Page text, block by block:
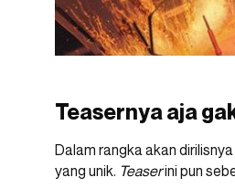
Teasernya aja
Dalam rangka akan dirilisnya
yang unik. Teaserini pun